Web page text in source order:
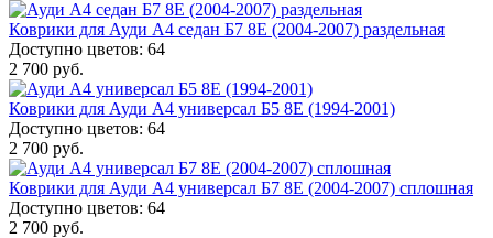
Коврики для Ауди А4 седан Б7 8E (2004-2007) раздельная
Доступно цветов: 64
2 700 руб.
Коврики для Ауди А4 универсал Б5 8E (1994-2001)
Доступно цветов: 64
2 700 руб.
Коврики для Ауди А4 универсал Б7 8E (2004-2007) сплошная
Доступно цветов: 64
2 700 руб.